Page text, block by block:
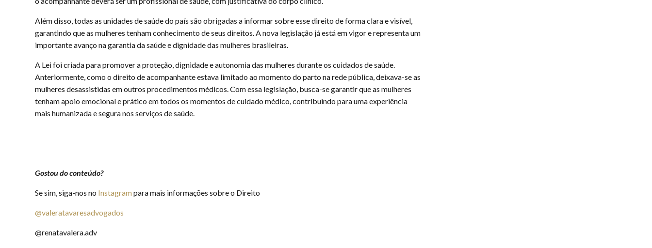
Além disso, todas as unidades de saúde do país são obrigadas a informar sobre esse direito de forma clara e visível,
garantindo que as mulheres tenham conhecimento de seus direitos. A nova legislação já está em vigor e representa um
importante avanço na garantia da saúde e dignidade das mulheres brasileiras.
A Lei foi criada para promover a proteção, dignidade e autonomia das mulheres durante os cuidados de saúde.
Anteriormente, como o direito de acompanhante estava limitado ao momento do parto na rede pública, deixava-se as
mulheres desassistidas em outros procedimentos médicos. Com essa legislação, busca-se garantir que as mulheres
tenham apoio emocional e prático em todos os momentos de cuidado médico, contribuindo para uma experiência
mais humanizada e segura nos serviços de saúde.
Gostou do conteúdo?
Se sim, siga-nos no Instagrampara mais informações sobre o Direito
@valeratavaresadvogados
@renatavalera.adv